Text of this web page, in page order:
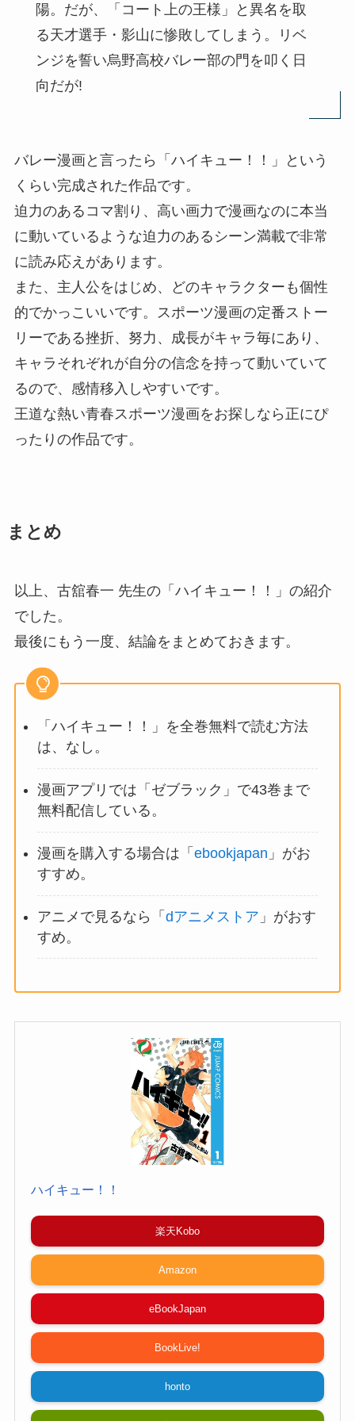
陽。だが、「コート上の王様」と異名を取
る天才選手・影山に惨敗してしまう。リベ
ンジを誓い烏野高校バレー部の門を叩く日
向だが!
バレー漫画と言ったら「ハイキュー！！」という
くらい完成された作品です。
迫力のあるコマ割り、高い画力で漫画なのに本当
に動いているような迫力のあるシーン満載で非常
に読み応えがあります。
また、主人公をはじめ、どのキャラクターも個性
的でかっこいいです。スポーツ漫画の定番ストー
リーである挫折、努力、成長がキャラ毎にあり、
キャラそれぞれが自分の信念を持って動いていて
るので、感情移入しやすいです。
王道な熱い青春スポーツ漫画をお探しなら正にぴ
ったりの作品です。
まとめ
以上、古舘春一 先生の「ハイキュー！！」の紹介
でした。
最後にもう一度、結論をまとめておきます。
「ハイキュー！！」を全巻無料で読む方法
は、なし。
漫画アプリでは「ゼブラック」で43巻まで
無料配信している。
漫画を購入する場合は「 ebookjapan 」がお
すすめ。
アニメで見るなら「 dアニメストア 」がおす
すめ。
ハイキュー！！
楽天Kobo
Amazon
eBookJapan
BookLive!
honto